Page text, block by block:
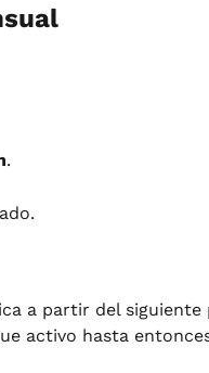
.
a partir del siguiente
activo hasta